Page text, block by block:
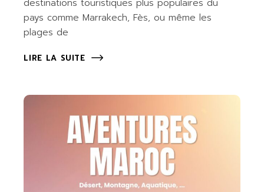
destinations touristiques plus populaires du
pays comme Marrakech, Fès, ou même les
plages de
LIRE LA SUITE